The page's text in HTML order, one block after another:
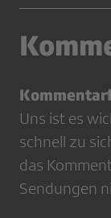
Uns ist es
schnell zu
das
Sendungen